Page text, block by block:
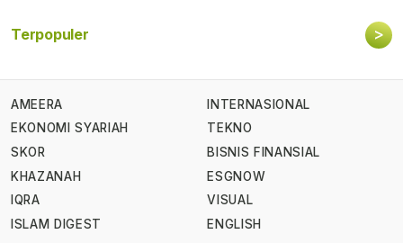
Terpopuler >
AMEERA
EKONOMI SYARIAH
SKOR
KHAZANAH
IQRA
ISLAM DIGEST
INTERNASIONAL
TEKNO
BISNIS FINANSIAL
ESGNOW
VISUAL
ENGLISH